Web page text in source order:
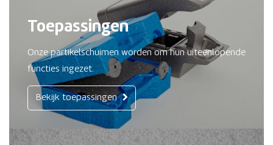
Toepassingen
Onze partikelschuimen worden om hun uiteenlopende
functies ingezet.
Bekijk toepassingen